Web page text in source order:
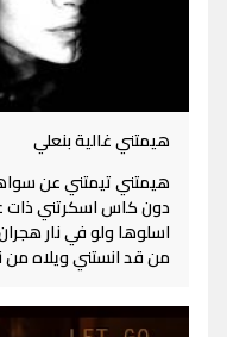
هيمتني غالية بنعلي
هيمتني تيمتني عن
دون كاس اسكرتني ذات
اسلوها ولو في نار
من قد انستني ويلاه من